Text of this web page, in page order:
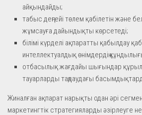
айқындайды;
табыс деңгейі төлем қабілетін және
жұмсауға дайындықты көрсетеді;
білімі күрделі ақпаратты қабылдау
интеллектуалдық өнімдердің
отбасылық жағдайы шығындар
тауарларды таңдаудағы
Жиналған ақпарат нарықты одан әрі
маркетингтік стратегияларды әзірлеуге